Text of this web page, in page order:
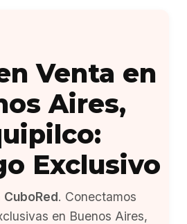
Venta en
Aires,
Exclusivo
CuboRed. Conectamos
en Buenos Aires,